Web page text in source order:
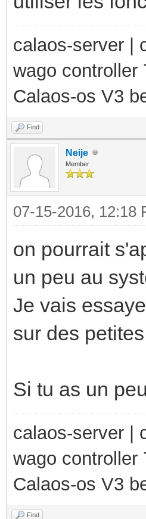
calaos-server |
wago controller
Calaos-os V3
Find
Neije
Member
07-15-2016, 12:18
on pourrait
un peu au
Je vais
sur des
Si tu as un
calaos-server |
wago controller
Calaos-os V3
Find